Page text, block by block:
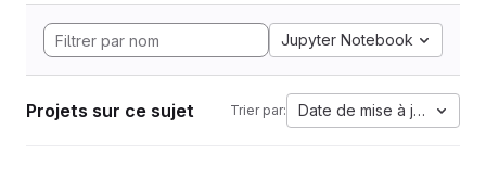
Jupyter Notebook
Projets sur ce sujet Trier par: Date de mise à jour